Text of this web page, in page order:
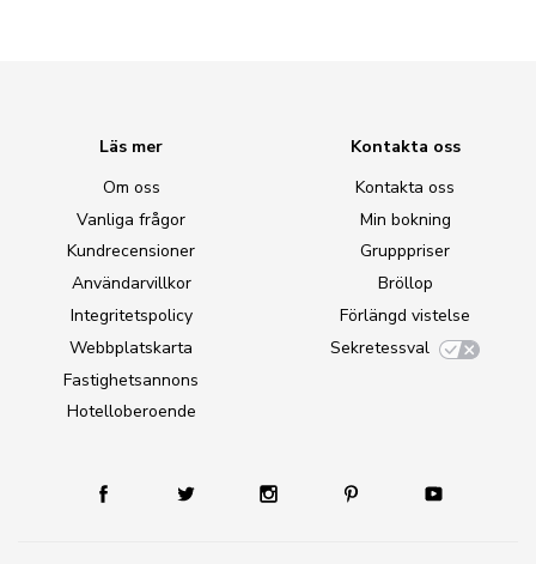
Läs mer
Om oss
Vanliga frågor
Kundrecensioner
Användarvillkor
Integritetspolicy
Webbplatskarta
Fastighetsannons
Hotelloberoende
Kontakta oss
Kontakta oss
Min bokning
Grupppriser
Bröllop
Förlängd vistelse
Sekretessval